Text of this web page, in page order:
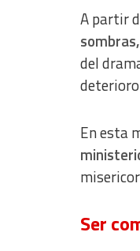
A partir
sombras,
del
deterioro
En esta
Ser
Understand
Develop and improve
Use limited data to
Use precise
Identify devices
Non-IAB processing